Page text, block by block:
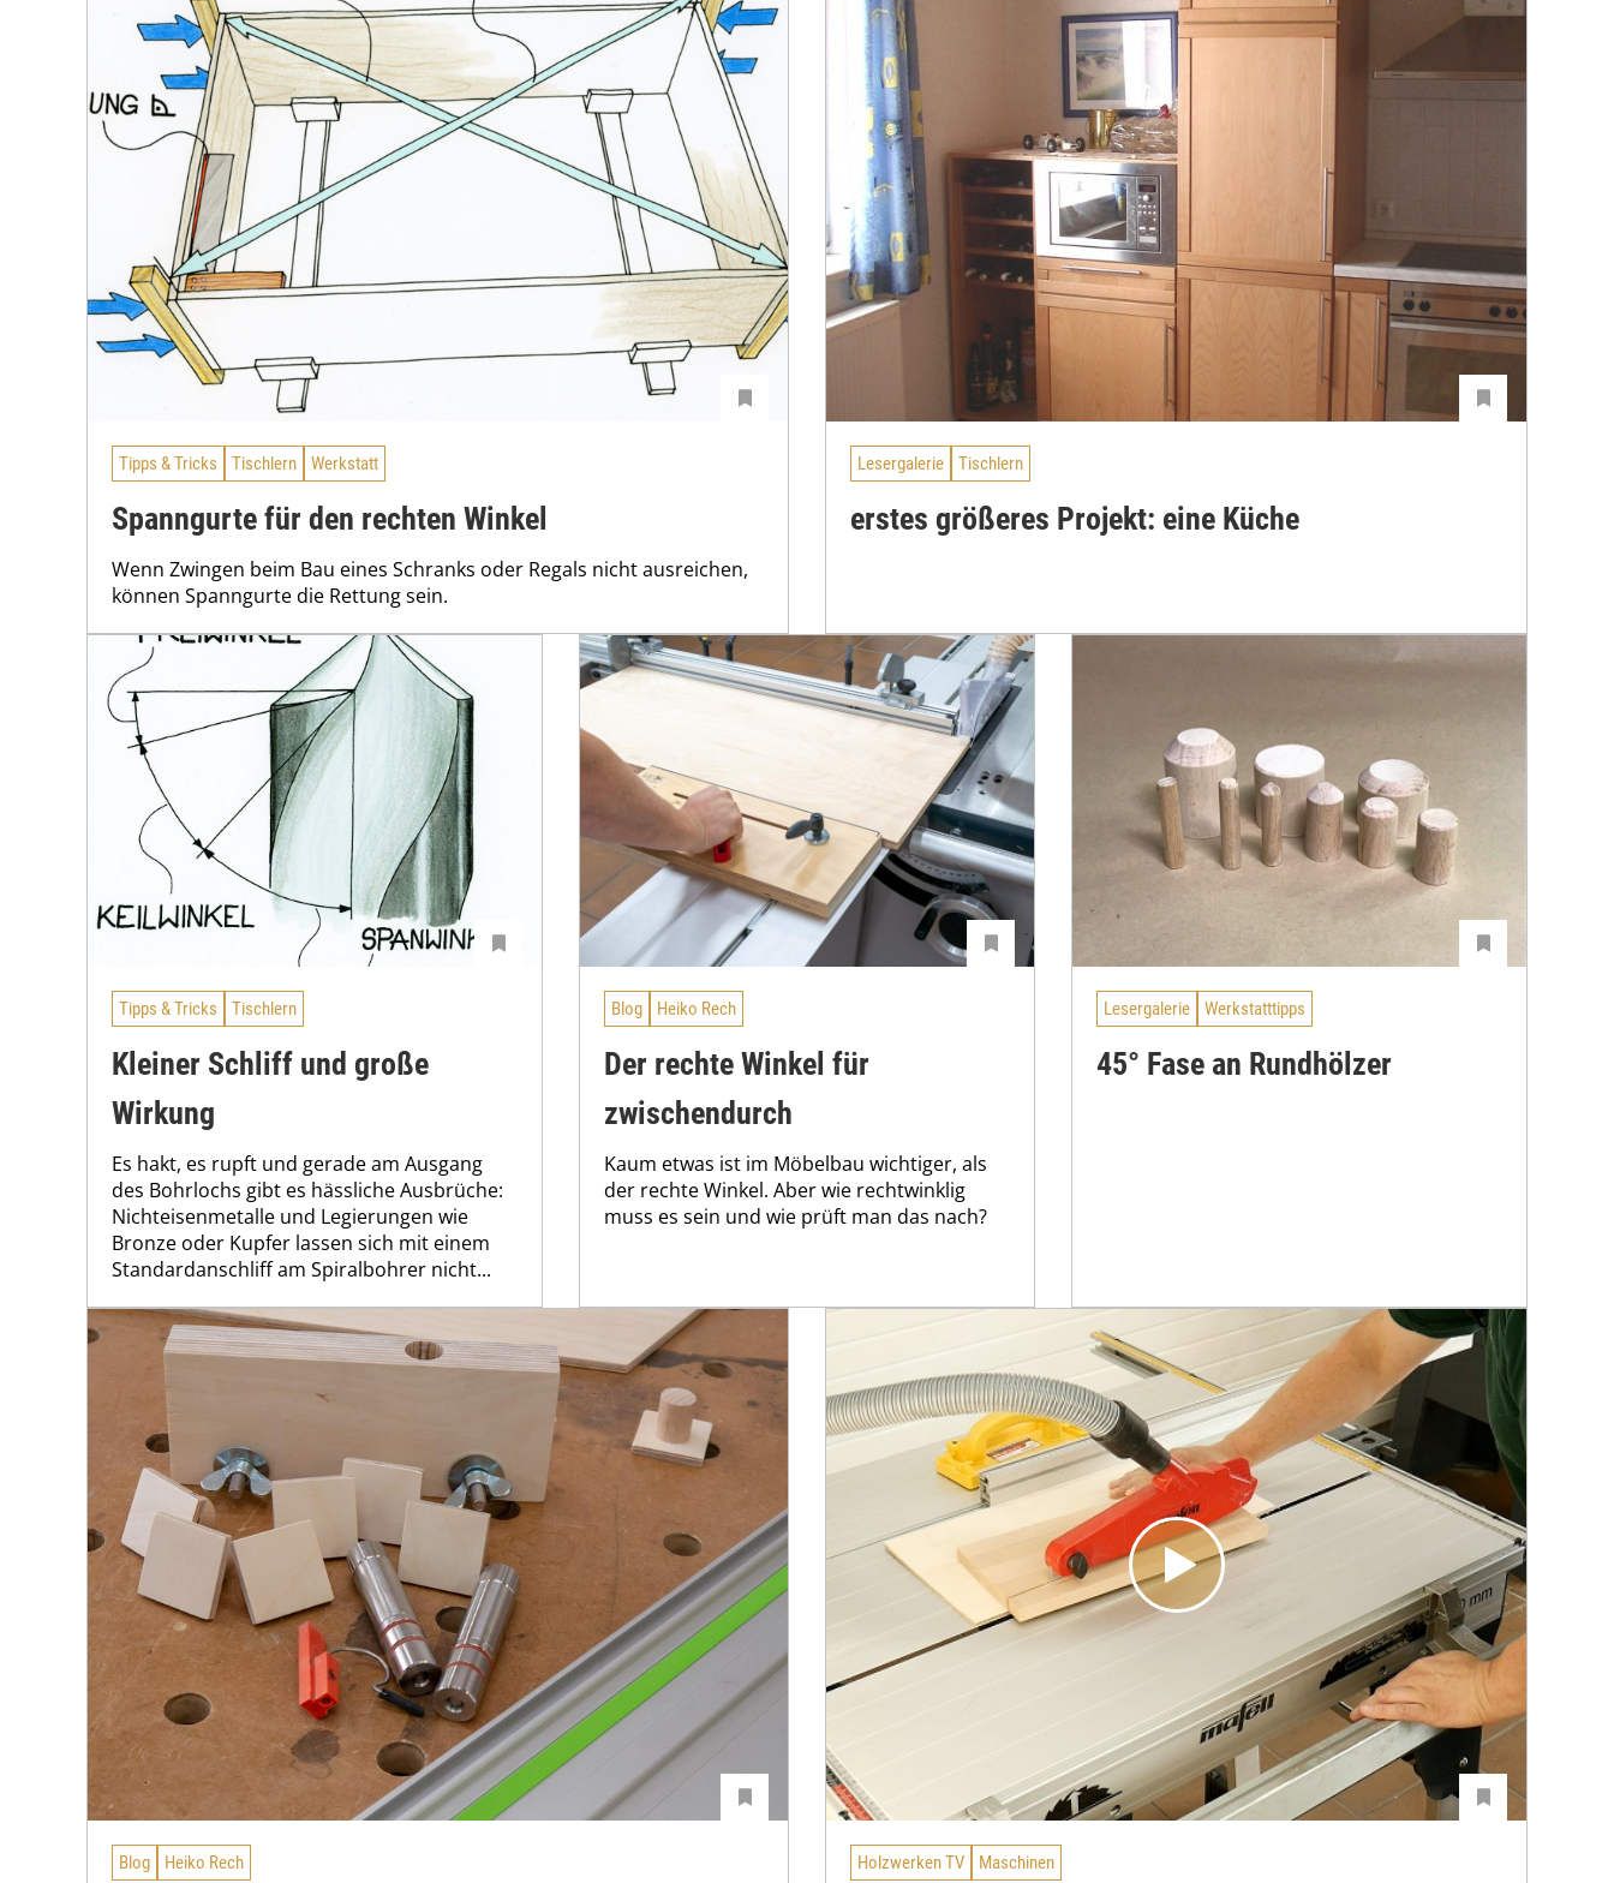
Tipps & Tricks Tischlern Werkstatt
Spanngurte für den rechten Winkel
Wenn Zwingen beim Bau eines Schranks oder Regals nicht ausreichen,
können Spanngurte die Rettung sein.
Lesergalerie Tischlern
erstes größeres Projekt: eine Küche
Tipps & Tricks Tischlern
Kleiner Schliff und große
Wirkung
Es hakt, es rupft und gerade am Ausgang
des Bohrlochs gibt es hässliche Ausbrüche:
Nichteisenmetalle und Legierungen wie
Bronze oder Kupfer lassen sich mit einem
Standardanschliff am Spiralbohrer nicht...
Blog Heiko Rech
Der rechte Winkel für
zwischendurch
Kaum etwas ist im Möbelbau wichtiger, als
der rechte Winkel. Aber wie rechtwinklig
muss es sein und wie prüft man das nach?
Lesergalerie Werkstatttipps
45° Fase an Rundhölzer
Blog Heiko Rech Holzwerken TV Maschinen